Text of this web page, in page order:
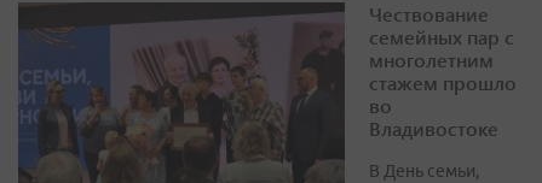
Чествование
семейных пар с
многолетним
стажем прошло
во
Владивостоке
В День семьи,